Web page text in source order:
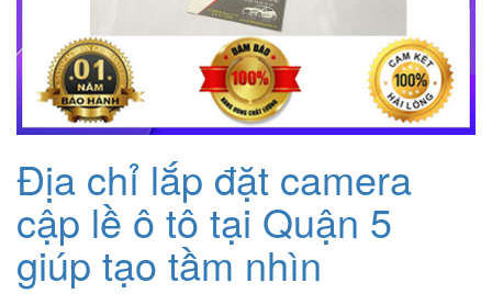
Địa chỉ lắp đặt camera
cập lề ô tô tại Quận 5
giúp tạo tầm nhìn